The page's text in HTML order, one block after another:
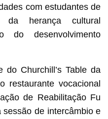
com estudantes de
da herança cultural
do desenvolvimento
do Churchill’s Table da
restaurante vocacional
de Reabilitação Fu
de intercâmbio e